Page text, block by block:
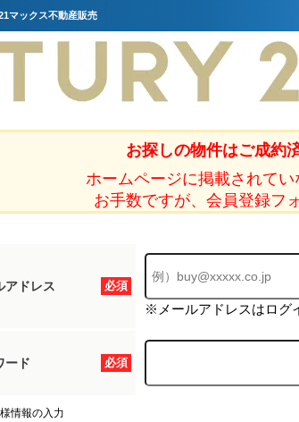
マックス不動産販売
お探しの物件はご成約
ホームページに掲載されてい
お手数ですが、会員登録フ
必須
アドレス
※メールアドレスはログ
必須
ード
情報の入力